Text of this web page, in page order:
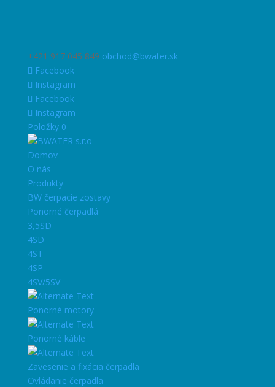
+421 917 045 849 obchod@bwater.sk
Facebook
Instagram
Facebook
Instagram
Položky 0
Domov
O nás
Produkty
BW čerpacie zostavy
Ponorné čerpadlá
3,5SD
4SD
4ST
4SP
4SV/5SV
Ponorné motory
Ponorné káble
Zavesenie a fixácia čerpadla
Ovládanie čerpadla